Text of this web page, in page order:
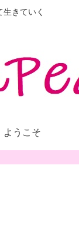
きていく
ようこそ